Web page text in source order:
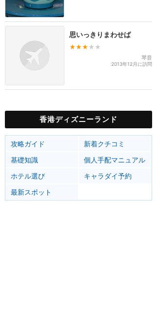
思いっきりまわせば
★★★ ★★
琴音
2013年12月に訪問
香港ディズニーランド
攻略ガイド
新着クチコミ
基礎知識
個人手配マニュアル
ホテル選び
キャラダイ予約
最新スポット